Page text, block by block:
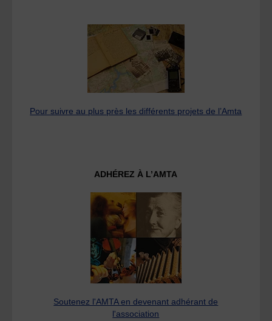
Pour suivre au plus près les différents projets de l’Amta
ADHÉREZ À L’AMTA
Soutenez l'AMTA en devenant adhérant de
l'association